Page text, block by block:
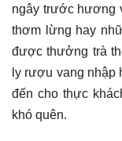
ngây trước hương
thơm lừng hay
được thưởng trà
ly rượu vang nhập
đến cho thực
khó quên.